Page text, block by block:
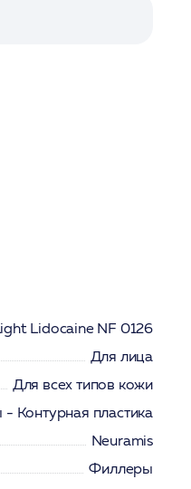
Lidocaine NF 0126
Для лица
Для всех типов кожи
Контурная пластика
Neuramis
Филлеры